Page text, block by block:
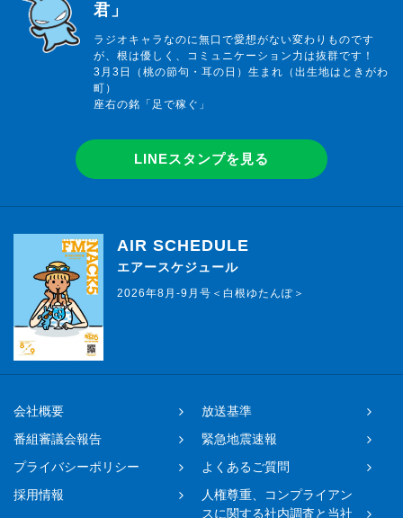
君」
ラジオキャラなのに無口で愛想がない変わりものです
が、根は優しく、コミュニケーション力は抜群です！
3月3日（桃の節句・耳の日）生まれ（出生地はときがわ
町）
座右の銘「足で稼ぐ」
LINEスタンプを見る
AIR SCHEDULE
エアースケジュール
2026年8月-9月号＜白根ゆたんぽ＞
会社概要
放送基準
番組審議会報告
緊急地震速報
プライバシーポリシー
よくあるご質問
採用情報
人権尊重、コンプライアン
スに関する社内調査と当社